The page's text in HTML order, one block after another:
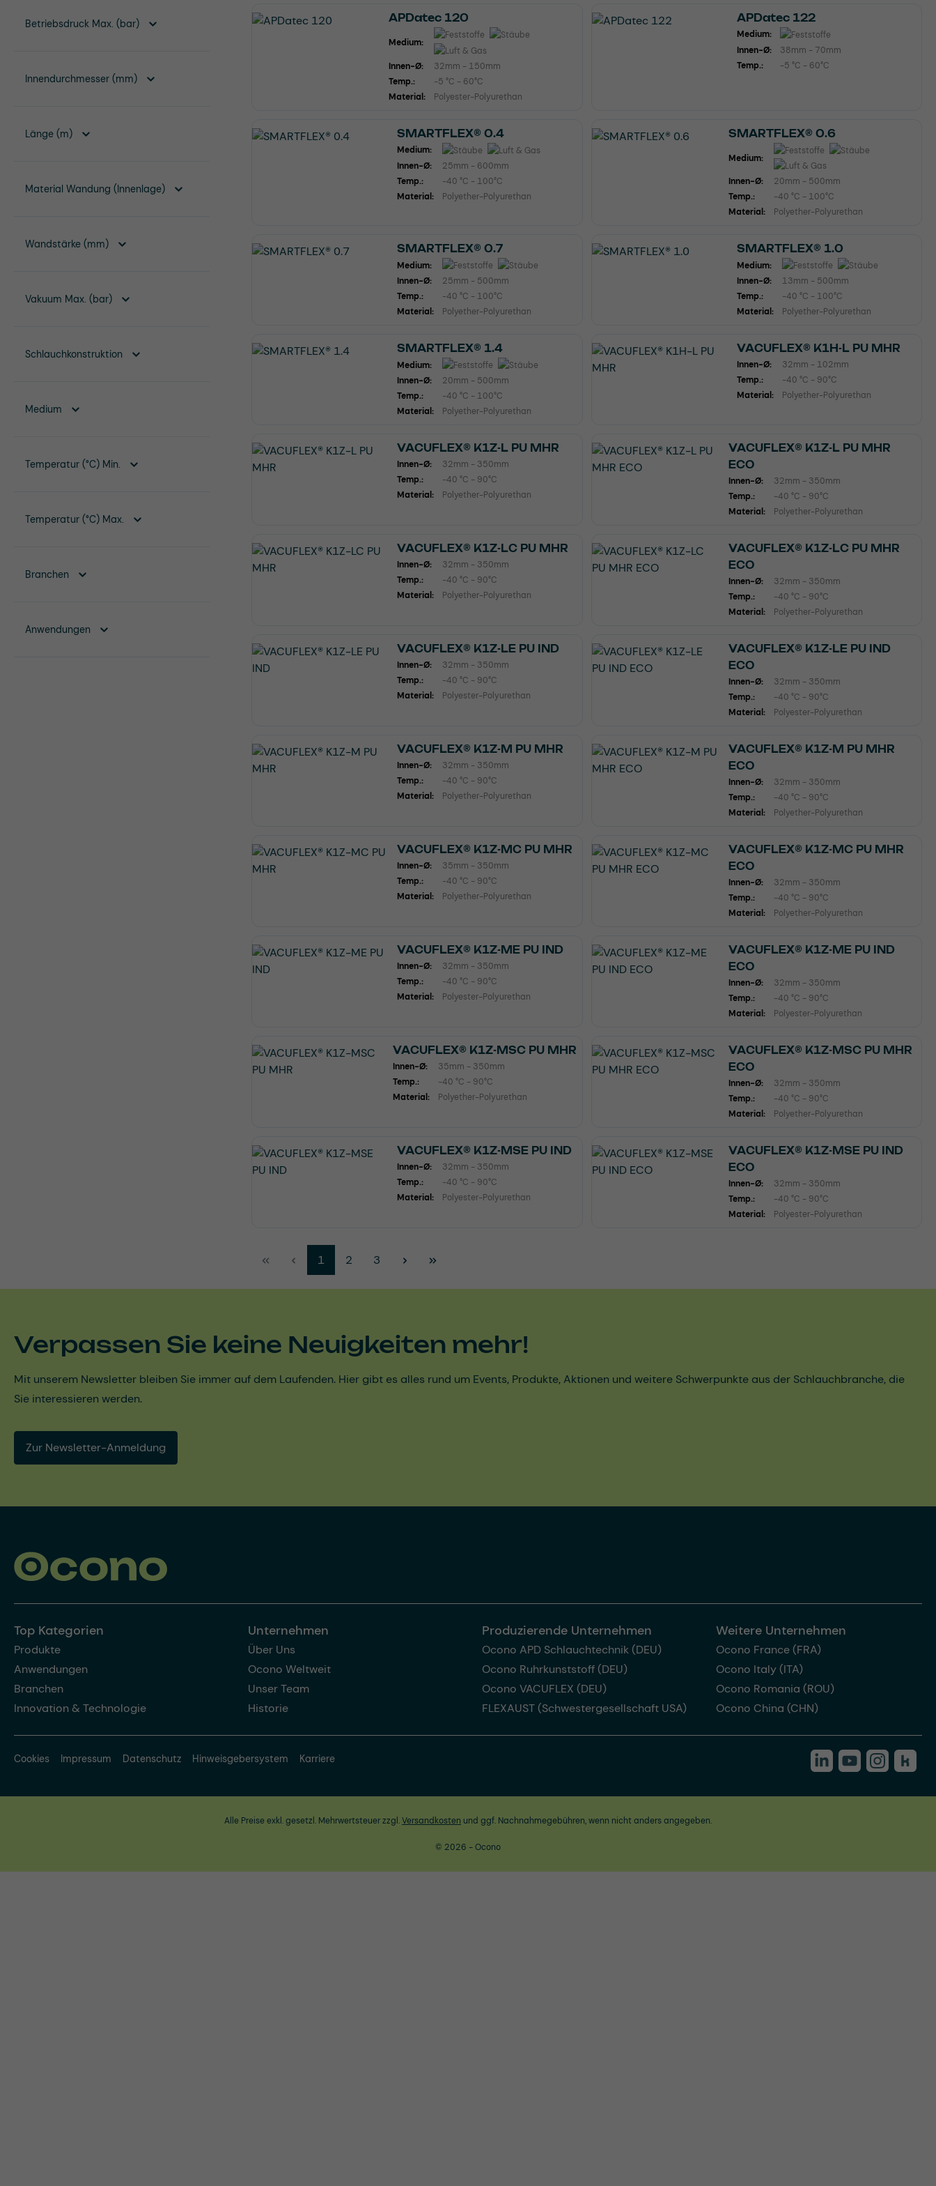
Betriebsdruck Max. (bar)
Innendurchmesser (mm)
Länge (m)
Material Wandung (Innenlage)
Wandstärke (mm)
Vakuum Max. (bar)
Schlauchkonstruktion
Medium
Temperatur (°C) Min.
Temperatur (°C) Max.
Branchen
Anwendungen
APDatec 120
Medium:
Innen-Ø:
32mm - 150mm
Temp.:
-5 °C - 60°C
Material:
Polyester-Polyurethan
APDatec 122
Medium:
Innen-Ø:
38mm - 70mm
Temp.:
-5 °C - 60°C
SMARTFLEX® 0.4
Medium:
Innen-Ø:
25mm - 600mm
Temp.:
-40 °C - 100°C
Material:
Polyether-Polyurethan
SMARTFLEX® 0.6
Medium:
Innen-Ø:
20mm - 500mm
Temp.:
-40 °C - 100°C
Material:
Polyether-Polyurethan
SMARTFLEX® 0.7
Medium:
Innen-Ø:
25mm - 500mm
Temp.:
-40 °C - 100°C
Material:
Polyether-Polyurethan
SMARTFLEX® 1.0
Medium:
Innen-Ø:
13mm - 500mm
Temp.:
-40 °C - 100°C
Material:
Polyether-Polyurethan
SMARTFLEX® 1.4
Medium:
Innen-Ø:
20mm - 500mm
Temp.:
-40 °C - 100°C
Material:
Polyether-Polyurethan
VACUFLEX® K1H-L PU MHR
Innen-Ø:
32mm - 102mm
Temp.:
-40 °C - 90°C
Material:
Polyether-Polyurethan
VACUFLEX® K1Z-L PU MHR
Innen-Ø:
32mm - 350mm
Temp.:
-40 °C - 90°C
Material:
Polyether-Polyurethan
VACUFLEX® K1Z-L PU MHR
ECO
Innen-Ø:
32mm - 350mm
Temp.:
-40 °C - 90°C
Material:
Polyether-Polyurethan
VACUFLEX® K1Z-LC PU MHR
Innen-Ø:
32mm - 350mm
Temp.:
-40 °C - 90°C
Material:
Polyether-Polyurethan
VACUFLEX® K1Z-LC PU MHR
ECO
Innen-Ø:
32mm - 350mm
Temp.:
-40 °C - 90°C
Material:
Polyether-Polyurethan
VACUFLEX® K1Z-LE PU IND
Innen-Ø:
32mm - 350mm
Temp.:
-40 °C - 90°C
Material:
Polyester-Polyurethan
VACUFLEX® K1Z-LE PU IND
ECO
Innen-Ø:
32mm - 350mm
Temp.:
-40 °C - 90°C
Material:
Polyester-Polyurethan
VACUFLEX® K1Z-M PU MHR
Innen-Ø:
32mm - 350mm
Temp.:
-40 °C - 90°C
Material:
Polyether-Polyurethan
VACUFLEX® K1Z-M PU MHR
ECO
Innen-Ø:
32mm - 350mm
Temp.:
-40 °C - 90°C
Material:
Polyether-Polyurethan
VACUFLEX® K1Z-MC PU MHR
Innen-Ø:
35mm - 350mm
Temp.:
-40 °C - 90°C
Material:
Polyether-Polyurethan
VACUFLEX® K1Z-MC PU MHR
ECO
Innen-Ø:
32mm - 350mm
Temp.:
-40 °C - 90°C
Material:
Polyether-Polyurethan
VACUFLEX® K1Z-ME PU IND
Innen-Ø:
32mm - 350mm
Temp.:
-40 °C - 90°C
Material:
Polyester-Polyurethan
VACUFLEX® K1Z-ME PU IND
ECO
Innen-Ø:
32mm - 350mm
Temp.:
-40 °C - 90°C
Material:
Polyester-Polyurethan
VACUFLEX® K1Z-MSC PU MHR
Innen-Ø:
35mm - 350mm
Temp.:
-40 °C - 90°C
Material:
Polyether-Polyurethan
VACUFLEX® K1Z-MSC PU MHR
ECO
Innen-Ø:
32mm - 350mm
Temp.:
-40 °C - 90°C
Material:
Polyether-Polyurethan
VACUFLEX® K1Z-MSE PU IND
Innen-Ø:
32mm - 350mm
Temp.:
-40 °C - 90°C
Material:
Polyester-Polyurethan
VACUFLEX® K1Z-MSE PU IND
ECO
Innen-Ø:
32mm - 350mm
Temp.:
-40 °C - 90°C
Material:
Polyester-Polyurethan
Seite
1 Seite
2 Seite
3
Verpassen Sie keine Neuigkeiten mehr!
Mit unserem Newsletter bleiben Sie immer auf dem Laufenden. Hier gibt es alles rund um Events, Produkte, Aktionen und weitere Schwerpunkte aus der Schlauchbranche, die
Sie interessieren werden.
Zur Newsletter-Anmeldung
Top Kategorien
Produkte
Anwendungen
Branchen
Innovation & Technologie
Unternehmen
Über Uns
Ocono Weltweit
Unser Team
Historie
Produzierende Unternehmen
Ocono APD Schlauchtechnik (DEU)
Ocono Ruhrkunststoff (DEU)
Ocono VACUFLEX (DEU)
FLEXAUST (Schwestergesellschaft USA)
Weitere Unternehmen
Ocono France (FRA)
Ocono Italy (ITA)
Ocono Romania (ROU)
Ocono China (CHN)
Cookies Impressum Datenschutz Hinweisgebersystem Karriere
Alle Preise exkl. gesetzl. Mehrwertsteuer zzgl.Versandkosten und ggf. Nachnahmegebühren, wenn nicht anders angegeben.
© 2026 - Ocono